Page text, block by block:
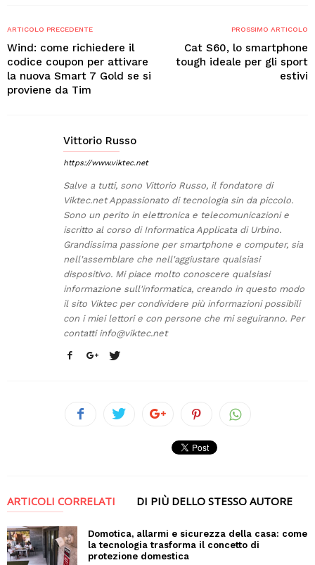
ARTICOLO PRECEDENTE
Wind: come richiedere il
codice coupon per attivare
la nuova Smart 7 Gold se si
proviene da Tim
PROSSIMO ARTICOLO
Cat S60, lo smartphone
tough ideale per gli sport
estivi
Vittorio Russo
https://www.viktec.net
Salve a tutti, sono Vittorio Russo, il fondatore di
Viktec.net Appassionato di tecnologia sin da piccolo.
Sono un perito in elettronica e telecomunicazioni e
iscritto al corso di Informatica Applicata di Urbino.
Grandissima passione per smartphone e computer, sia
nell'assemblare che nell'aggiustare qualsiasi
dispositivo. Mi piace molto conoscere qualsiasi
informazione sull'informatica, creando in questo modo
il sito Viktec per condividere più informazioni possibili
con i miei lettori e con persone che mi seguiranno. Per
contatti info@viktec.net
ARTICOLI CORRELATI DI PIÙ DELLO STESSO AUTORE
Domotica, allarmi e sicurezza della casa: come
la tecnologia trasforma il concetto di
protezione domestica